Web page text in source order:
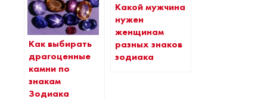
Как выбирать
драгоценные
камни по
знакам
Зодиака
Какой мужчина
нужен
женщинам
разных знаков
зодиака